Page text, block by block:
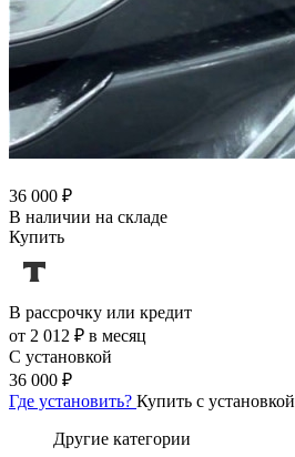
36 000 ₽
В наличии на складе
Купить
В рассрочку или кредит
от 2 012 ₽ в месяц
С установкой
36 000 ₽
Где установить? Купить с установкой
Другие категории